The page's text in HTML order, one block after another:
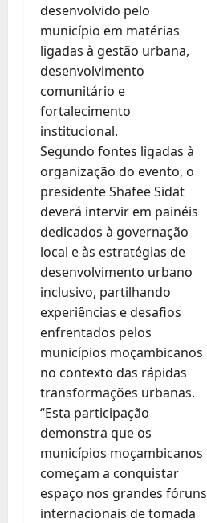
desenvolvido pelo
município em matérias
ligadas à gestão urbana,
desenvolvimento
comunitário e
fortalecimento
institucional.
Segundo fontes ligadas à
organização do evento, o
presidente Shafee Sidat
deverá intervir em painéis
dedicados à governação
local e às estratégias de
desenvolvimento urbano
inclusivo, partilhando
experiências e desafios
enfrentados pelos
municípios moçambicanos
no contexto das rápidas
transformações urbanas.
“Esta participação
demonstra que os
municípios moçambicanos
começam a conquistar
espaço nos grandes fóruns
internacionais de tomada